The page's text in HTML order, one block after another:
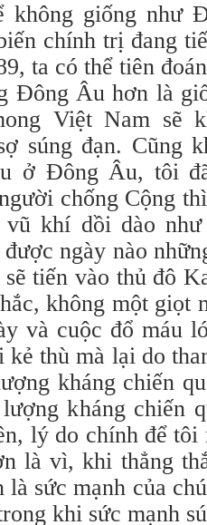
không giống như
chính trị đang
ta có thể tiên
Ðông Âu hơn là
Việt Nam sẽ
súng đạn. Cũng
ở Ðông Âu, tôi
chống Cộng
khí dồi dào
ngày nào
tiến vào thủ đô
không một giọt
và cuộc đổ máu
kẻ thù mà lại do
kháng chiến
kháng chiến
lý do chính để
là vì, khi thẳng
sức mạnh của
khi sức mạnh